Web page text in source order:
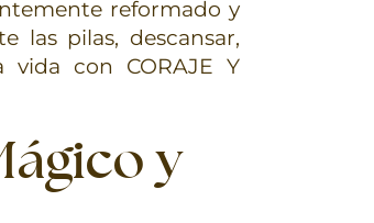
reformado y
las pilas, descansar,
con CORAJE Y
y